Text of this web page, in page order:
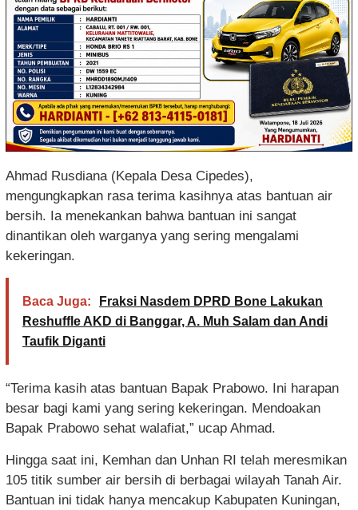
Ahmad Rusdiana (Kepala Desa Cipedes),
mengungkapkan rasa terima kasihnya atas bantuan air
bersih. Ia menekankan bahwa bantuan ini sangat
dinantikan oleh warganya yang sering mengalami
kekeringan.
Baca Juga:
Fraksi Nasdem DPRD Bone Lakukan
Reshuffle AKD di Banggar, A. Muh Salam dan Andi
Taufik Diganti
“Terima kasih atas bantuan Bapak Prabowo. Ini harapan
besar bagi kami yang sering kekeringan. Mendoakan
Bapak Prabowo sehat walafiat,” ucap Ahmad.
Hingga saat ini, Kemhan dan Unhan RI telah meresmikan
105 titik sumber air bersih di berbagai wilayah Tanah Air.
Bantuan ini tidak hanya mencakup Kabupaten Kuningan,